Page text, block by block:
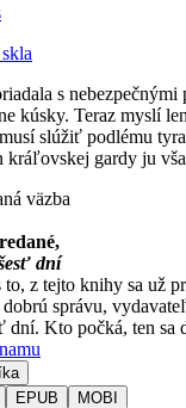
s
kúsky. Teraz myslí
slúžiť podlému
kráľovskej gardy ju
väzba
dní
to, z tejto knihy sa už
správu,
dní. Kto počká, ten sa
EPUB MOBI